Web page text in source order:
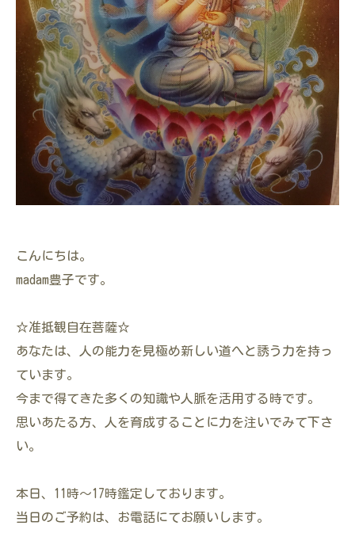
こんにちは。
madam豊子です。
☆准抵観自在菩薩☆
あなたは、人の能力を見極め新しい道へと誘う力を持っ
ています。
今まで得てきた多くの知識や人脈を活用する時です。
思いあたる方、人を育成することに力を注いでみて下さ
い。
本日、11時～17時鑑定しております。
当日のご予約は、お電話にてお願いします。